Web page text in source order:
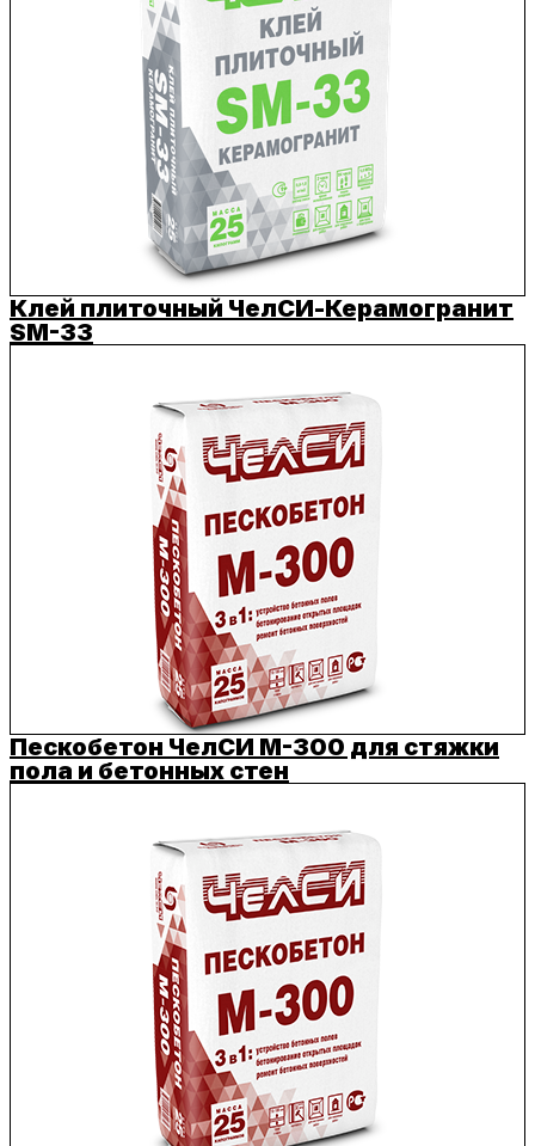
Клей плиточный ЧелСИ-Керамогранит
SM-33
Пескобетон ЧелСИ M-300 для стяжки
пола и бетонных стен